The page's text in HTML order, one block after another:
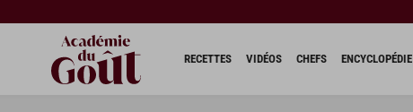
RECETTES VIDÉOS CHEFS ENCYCLOPÉDIE